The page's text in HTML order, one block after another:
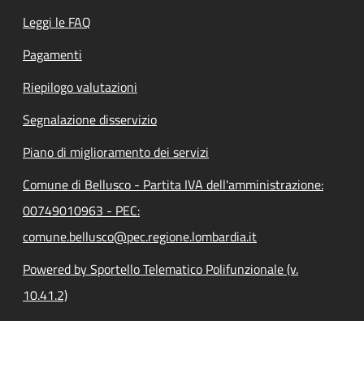
Leggi le FAQ
Pagamenti
Riepilogo valutazioni
Segnalazione disservizio
Piano di miglioramento dei servizi
Comune di Bellusco - Partita IVA dell'amministrazione:
00749010963 - PEC:
comune.bellusco@pec.regione.lombardia.it
Powered by Sportello Telematico Polifunzionale (v.
10.41.2)